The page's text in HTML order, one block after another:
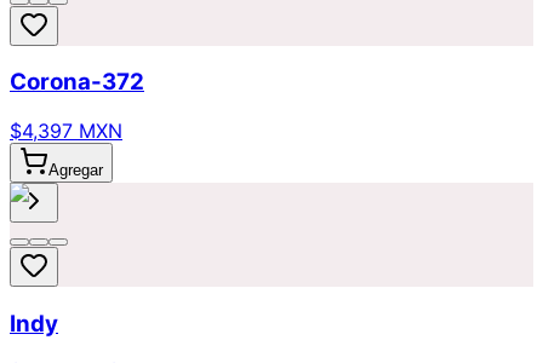
Corona-372
$4,397 MXN
Agregar
Indy